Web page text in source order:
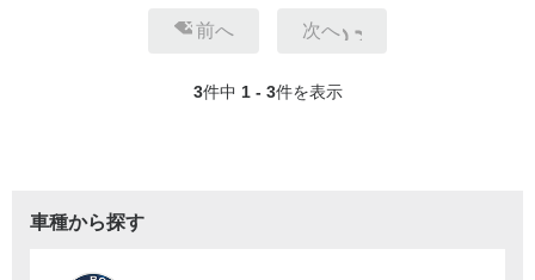
前へ 次へ
3件中 1 - 3件を表示
車種から探す